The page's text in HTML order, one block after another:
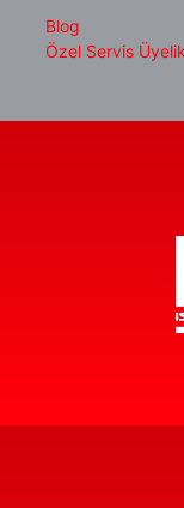
Blog
Özel Servis